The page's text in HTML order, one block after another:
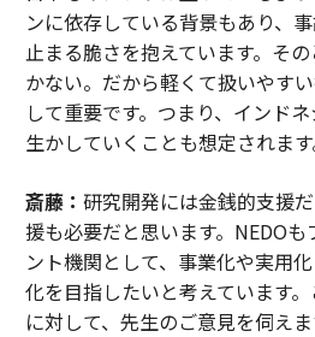
ンに依存している背景もあり、
止まる脆さを抱えています。そ
かない。だから軽くて扱いやす
して重要です。つまり、インド
生かしていくことも想定されます
斎藤： 研究開発には金銭的支援
援も必要だと思います。NEDO
ント機関として、事業化や実用
化を目指したいと考えています
に対して、先生のご意見を伺えま